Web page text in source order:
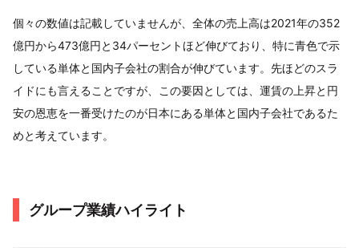
個々の数値は記載していませんが、全体の売上高は2021年の352
億円から473億円と34パーセントほど伸びており、特に青色で示
している単体と国内子会社の割合が伸びています。先ほどのスラ
イドにも言えることですが、この要因としては、運賃の上昇と円
安の恩恵を一番受けたのが日本にある単体と国内子会社であるた
めと考えています。
グループ業績ハイライト